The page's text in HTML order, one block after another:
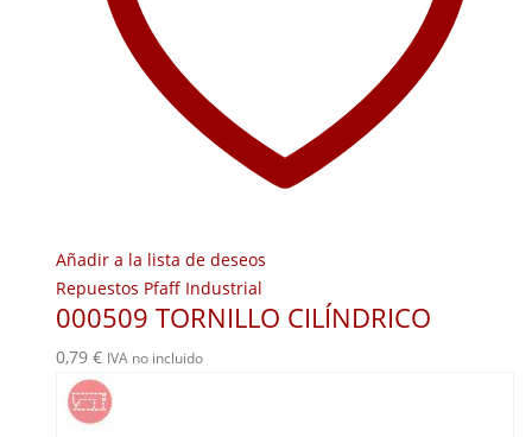
Añadir a la lista de deseos
Repuestos Pfaff Industrial
000509 TORNILLO CILÍNDRICO
0,79 € IVA no incluido